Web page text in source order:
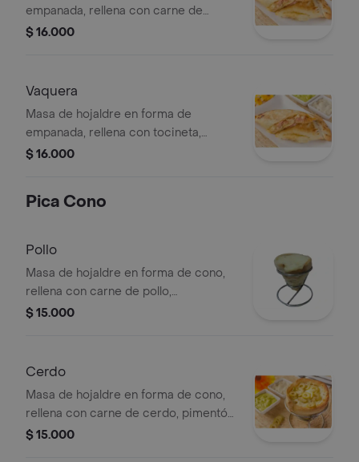
empanada, rellena con carne de
cerdo, pollo, carnes frías, queso
$ 16.000
Vaquera
Masa de hojaldre en forma de
empanada, rellena con tocineta,
queso mozzarella, cebolla blanca,
$ 16.000
Pica Cono
Pollo
Masa de hojaldre en forma de cono,
rellena con carne de pollo,
champiñones, maicito, queso
$ 15.000
Cerdo
Masa de hojaldre en forma de cono,
rellena con carne de cerdo, pimentón,
aceitunas, queso mozzarella.
$ 15.000